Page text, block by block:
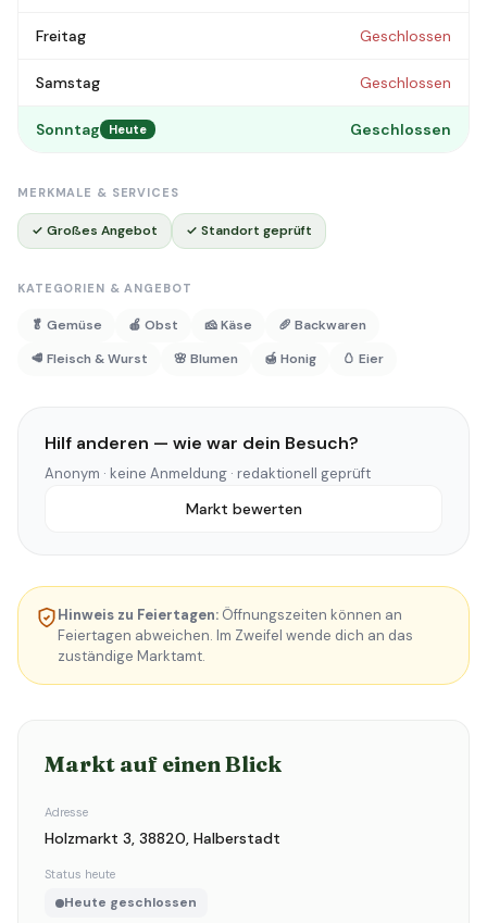
Freitag Geschlossen
Samstag Geschlossen
Sonntag Heute Geschlossen
MERKMALE & SERVICES
✓ Großes Angebot ✓ Standort geprüft
KATEGORIEN & ANGEBOT
🥬 Gemüse 🍎 Obst 🧀 Käse
🥖 Backwaren
🥩 Fleisch & Wurst
🌸 Blumen 🍯 Honig 🥚 Eier
Hilf anderen — wie war dein Besuch?
Anonym · keine Anmeldung · redaktionell geprüft
Markt bewerten
Hinweis zu Feiertagen: Öffnungszeiten können an
Feiertagen abweichen. Im Zweifel wende dich an das
zuständige Marktamt.
Markt auf einen Blick
Adresse
Holzmarkt 3, 38820, Halberstadt
Status heute
Heute geschlossen